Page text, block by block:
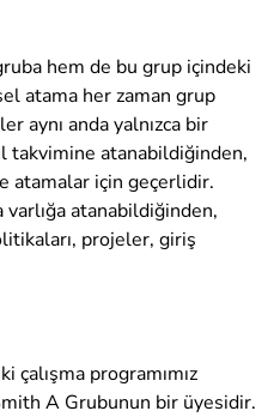
hem de bu grup içindeki
atama her zaman grup
aynı anda yalnızca bir
takvimine atanabildiğinden,
atamalar için geçerlidir.
varlığa atanabildiğinden,
projeler, giriş
çalışma programımız
A Grubunun bir üyesidir.